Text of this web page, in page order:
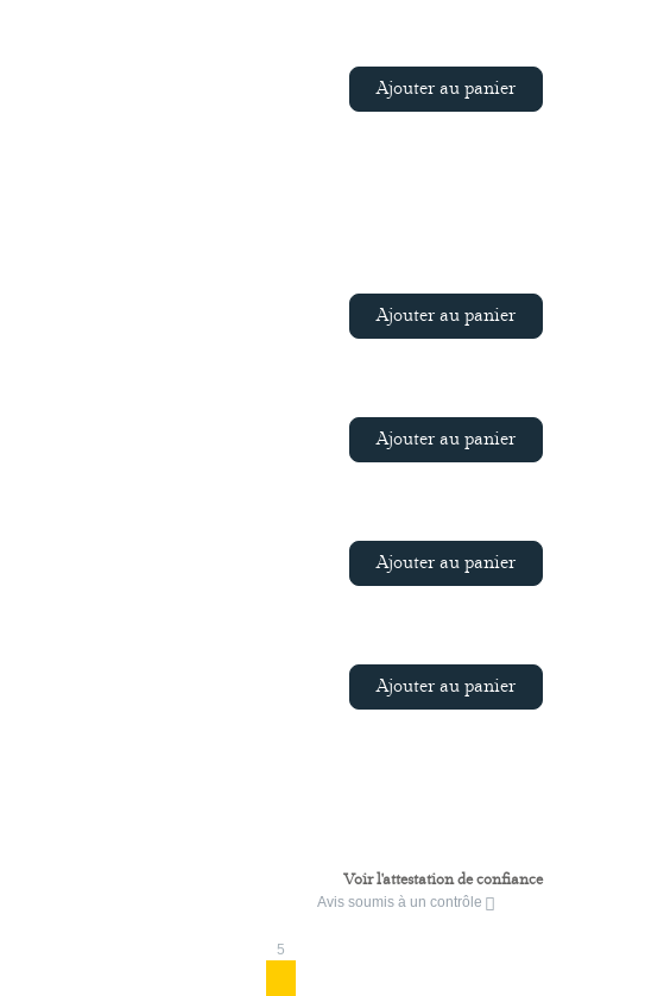
Ajouter au panier
Ajouter au panier
Ajouter au panier
Ajouter au panier
Ajouter au panier
Voir l'attestation de confiance
Avis soumis à un contrôle
5